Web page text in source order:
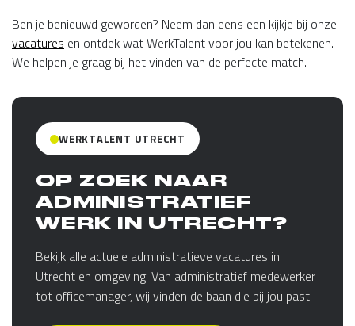
Ben je benieuwd geworden? Neem dan eens een kijkje bij onze
vacatures en ontdek wat WerkTalent voor jou kan betekenen.
We helpen je graag bij het vinden van de perfecte match.
WERKTALENT UTRECHT
OP ZOEK NAAR
ADMINISTRATIEF
WERK IN UTRECHT?
Bekijk alle actuele administratieve vacatures in
Utrecht en omgeving. Van administratief medewerker
tot officemanager, wij vinden de baan die bij jou past.